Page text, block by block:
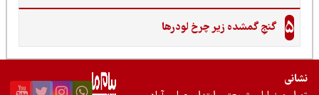
گنجِ گمشده زیر چرخ لودرها